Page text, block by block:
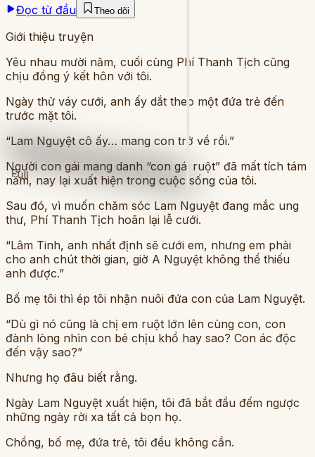
Full
Đọc từ đầu
Theo dõi
Giới thiệu truyện
Yêu nhau mười năm, cuối cùng Phí Thanh Tịch cũng
chịu đồng ý kết hôn với tôi.
Ngày thử váy cưới, anh ấy dắt theo một đứa trẻ đến
trước mặt tôi.
“Lam Nguyệt cô ấy… mang con trở về rồi.”
Người con gái mang danh “con gái ruột” đã mất tích tám
năm, nay lại xuất hiện trong cuộc sống của tôi.
Sau đó, vì muốn chăm sóc Lam Nguyệt đang mắc ung
thư, Phí Thanh Tịch hoãn lại lễ cưới.
“Lâm Tinh, anh nhất định sẽ cưới em, nhưng em phải
cho anh chút thời gian, giờ A Nguyệt không thể thiếu
anh được.”
Bố mẹ tôi thì ép tôi nhận nuôi đứa con của Lam Nguyệt.
“Dù gì nó cũng là chị em ruột lớn lên cùng con, con
đành lòng nhìn con bé chịu khổ hay sao? Con ác độc
đến vậy sao?”
Nhưng họ đâu biết rằng.
Ngày Lam Nguyệt xuất hiện, tôi đã bắt đầu đếm ngược
những ngày rời xa tất cả bọn họ.
Chồng, bố mẹ, đứa trẻ, tôi đều không cần.